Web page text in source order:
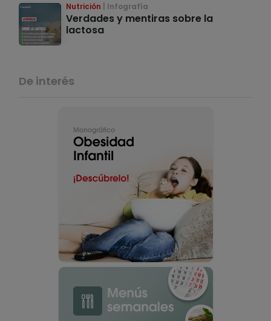
Nutrición Infografía
Verdades y mentiras sobre la
lactosa
De interés